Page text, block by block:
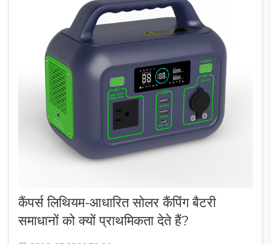
कैंपर्स लिथियम-आधारित सोलर कैंपिंग बैटरी
समाधानों को क्यों प्राथमिकता देते हैं?